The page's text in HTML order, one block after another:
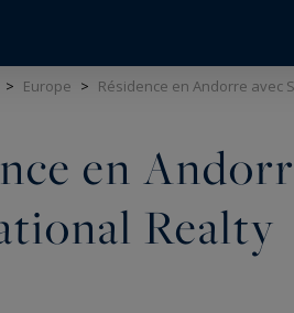
> Europe > Résidence en Andorre avec
en
Realty